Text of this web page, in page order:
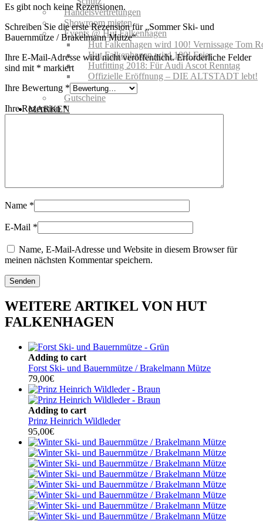
Handelsvertretungen
Showroom mieten
Events @ Hut Falkenhagen
Hut Falkenhagen wird 100! Vernissage Tom
Hut Falkenhagen wird 100! Feier
Hutfitting 2018: Für Audi Ascot Renntag
Offizielle Eröffnung – DIE ALTSTADT lebt!
08.08.2019
Gutscheine
MARKEN
Es gibt noch keine Rezensionen.
Schreiben Sie die erste Rezension für „Sommer Ski- und
Bauernmütze / Brakelmann Mütze“
Ihre E-Mail-Adresse wird nicht veröffentlicht. Erforderliche Felder
sind mit * markiert
Ihre Bewertung *
Ihre Rezension*
Name *
E-Mail *
Name, E-Mail-Adresse und Website in diesem Browser für
meinen nächsten Kommentar speichern.
WEITERE ARTIKEL VON HUT
FALKENHAGEN
Adding to cart
Forst Ski- und Bauernmütze / Brakelmann Mütze
79,00€
Adding to cart
Prinz Heinrich Wildleder
95,00€